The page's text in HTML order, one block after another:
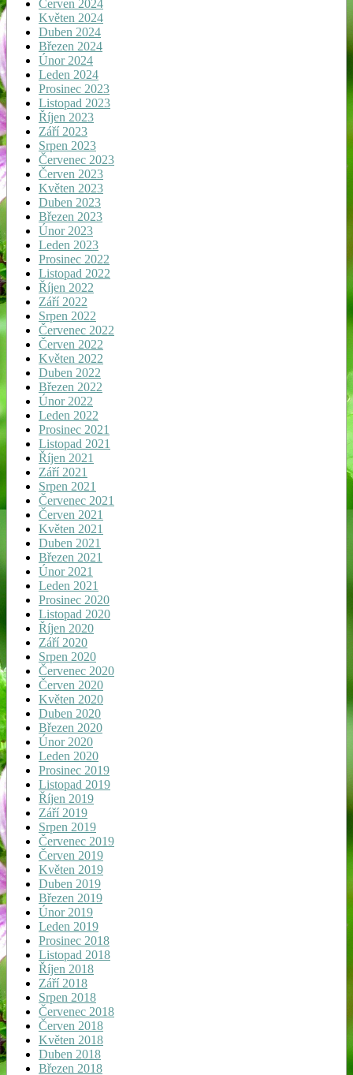
Červen 2024
Květen 2024
Duben 2024
Březen 2024
Únor 2024
Leden 2024
Prosinec 2023
Listopad 2023
Říjen 2023
Září 2023
Srpen 2023
Červenec 2023
Červen 2023
Květen 2023
Duben 2023
Březen 2023
Únor 2023
Leden 2023
Prosinec 2022
Listopad 2022
Říjen 2022
Září 2022
Srpen 2022
Červenec 2022
Červen 2022
Květen 2022
Duben 2022
Březen 2022
Únor 2022
Leden 2022
Prosinec 2021
Listopad 2021
Říjen 2021
Září 2021
Srpen 2021
Červenec 2021
Červen 2021
Květen 2021
Duben 2021
Březen 2021
Únor 2021
Leden 2021
Prosinec 2020
Listopad 2020
Říjen 2020
Září 2020
Srpen 2020
Červenec 2020
Červen 2020
Květen 2020
Duben 2020
Březen 2020
Únor 2020
Leden 2020
Prosinec 2019
Listopad 2019
Říjen 2019
Září 2019
Srpen 2019
Červenec 2019
Červen 2019
Květen 2019
Duben 2019
Březen 2019
Únor 2019
Leden 2019
Prosinec 2018
Listopad 2018
Říjen 2018
Září 2018
Srpen 2018
Červenec 2018
Červen 2018
Květen 2018
Duben 2018
Březen 2018